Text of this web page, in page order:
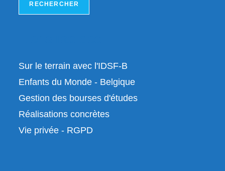
RECHERCHER
Sur le terrain avec l'IDSF-B
Enfants du Monde - Belgique
Gestion des bourses d'études
Réalisations concrètes
Vie privée - RGPD